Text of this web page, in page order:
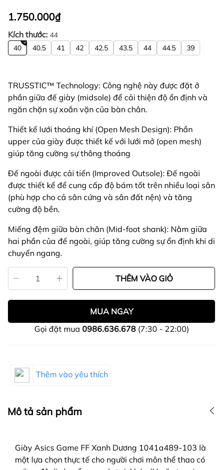
1.750.000₫
Kích thước: 44
40
40.5 41 42 42.5 43.5 44 44.5 39
TRUSSTIC™ Technology: Công nghệ này được đặt ở
phần giữa đế giày (midsole) để cải thiện độ ổn định và
ngăn chặn sự xoắn vặn của bàn chân.
Thiết kế lưới thoáng khí (Open Mesh Design): Phần
upper của giày được thiết kế với lưới mở (open mesh)
giúp tăng cường sự thông thoáng
Đế ngoài được cải tiến (Improved Outsole): Đế ngoài
được thiết kế để cung cấp độ bám tốt trên nhiều loại sân
(phù hợp cho cả sân cứng và sân đất nện) và tăng
cường độ bền.
Miếng đệm giữa bàn chân (Mid-foot shank): Nằm giữa
hai phần của đế ngoài, giúp tăng cường sự ổn định khi di
chuyển ngang.
THÊM VÀO GIỎ
MUA NGAY
Gọi đặt mua 0986.636.678(7:30 - 22:00)
Thêm vào yêu thích
Mô tả sản phẩm
Giày Asics Game FF Xanh Dương 1041a489-103 là
một lựa chọn thực tế cho người chơi môn thể thao có